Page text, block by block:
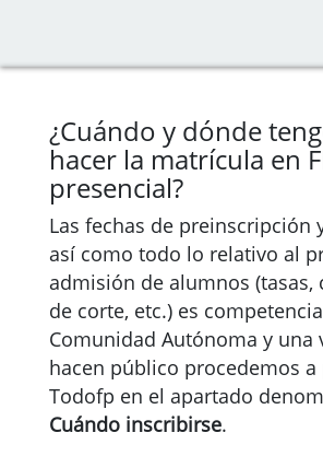
¿Cuándo y dónde
hacer la matrícula en
presencial?
Las fechas de preinscripción
así como todo lo relativo al
admisión de alumnos (tasas,
de corte, etc.) es
Comunidad Autónoma y una
hacen público procedemos
Todofp en el apartado
Cuándo inscribirse.